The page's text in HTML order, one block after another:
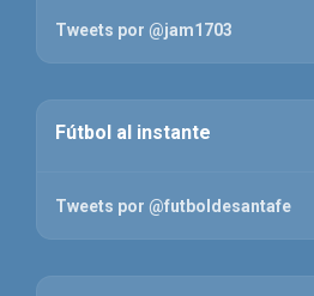
Tweets por @jam1703
Fútbol al instante
Tweets por @futboldesantafe